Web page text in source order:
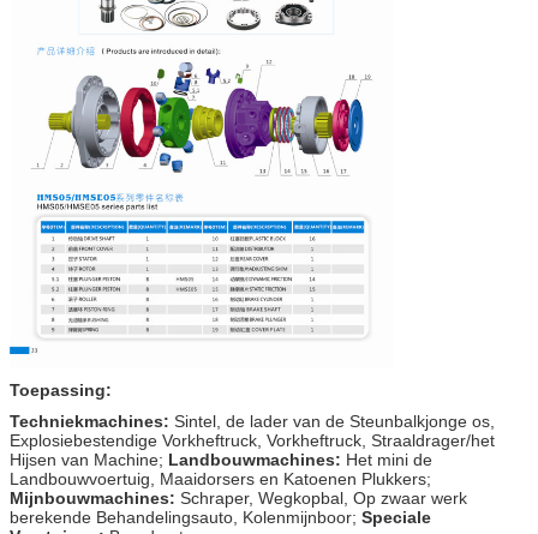
Toepassing:
Techniekmachines: Sintel, de lader van de Steunbalkjonge os,
Explosiebestendige Vorkheftruck, Vorkheftruck, Straaldrager/het
Hijsen van Machine; Landbouwmachines: Het mini de
Landbouwvoertuig, Maaidorsers en Katoenen Plukkers;
Mijnbouwmachines: Schraper, Wegkopbal, Op zwaar werk
berekende Behandelingsauto, Kolenmijnboor; Speciale